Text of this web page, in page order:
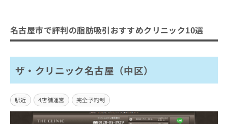
名古屋市で評判の脂肪吸引おすすめクリニック10選
ザ・クリニック名古屋（中区）
駅近 4店舗運営 完全予約制